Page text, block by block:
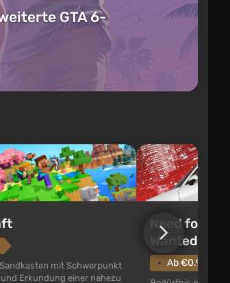
GTA 6-
mit Schwerpunkt
Erkundung einer nahezu
Need for
Wanted
Ab €0.96